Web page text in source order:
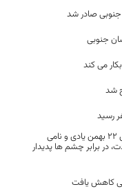
جنوبی صادر شد
جنوبی
می کند
مقام معظم رهبری: هر گاه و هر جا که از پیروزی 22 بهمن یادی و نامی
در برابر چشم ها پدیدار
کاهش یافت